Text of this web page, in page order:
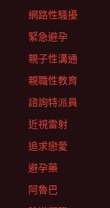
網路性騷擾
緊急避孕
親子性溝通
親職性教育
諮詢特派員
近視雷射
追求戀愛
避孕藥
阿魯巴